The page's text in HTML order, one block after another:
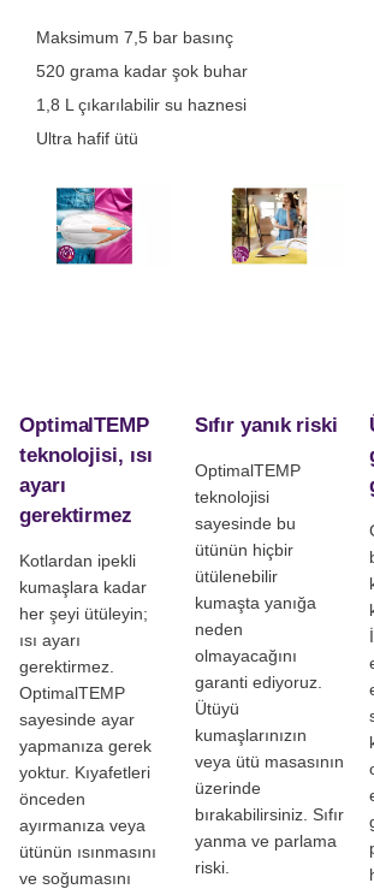
Maksimum 7,5 bar basınç
520 grama kadar şok buhar
1,8 L çıkarılabilir su haznesi
Ultra hafif ütü
OptimalTEMP
teknolojisi, ısı
ayarı
gerektirmez
Kotlardan ipekli
kumaşlara kadar
her şeyi ütüleyin;
ısı ayarı
gerektirmez.
OptimalTEMP
sayesinde ayar
yapmanıza gerek
yoktur. Kıyafetleri
önceden
ayırmanıza veya
ütünün ısınmasını
ve soğumasını
Sıfır yanık riski
OptimalTEMP
teknolojisi
sayesinde bu
ütünün hiçbir
ütülenebilir
kumaşta yanığa
neden
olmayacağını
garanti ediyoruz.
Ütüyü
kumaşlarınızın
veya ütü masasının
üzerinde
bırakabilirsiniz. Sıfır
yanma ve parlama
riski.